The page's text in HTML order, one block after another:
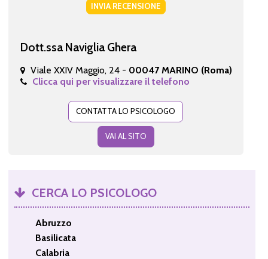
INVIA RECENSIONE
Dott.ssa Naviglia Ghera
Viale XXIV Maggio, 24 - 00047 MARINO (Roma)
Clicca qui per visualizzare il telefono
CONTATTA LO PSICOLOGO
VAI AL SITO
CERCA LO PSICOLOGO
Abruzzo
Basilicata
Calabria